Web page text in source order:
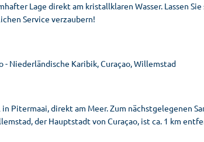
Lage direkt am kristallklaren Wasser. Lassen
Service verzaubern!
- Niederländische Karibik, Curaçao, Willemstad
Pitermaai, direkt am Meer. Zum nächstgelegenen
der Hauptstadt von Curaçao, ist ca. 1 km